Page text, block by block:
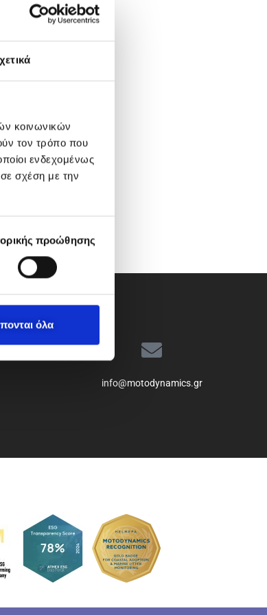
κοινωνικών
τον τρόπο που
ενδεχομένως
σχέση με την
προώθησης
όλα
info@motodynamics.gr